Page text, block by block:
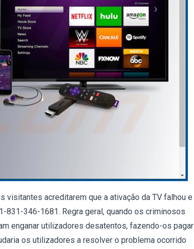
acreditarem que a ativação da TV falhou e
831-346-1681. Regra geral, quando os criminosos
enganar utilizadores desatentos, fazendo-os pagar
os utilizadores a resolver o problema ocorrido